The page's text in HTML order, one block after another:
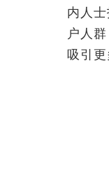
内人
户人
吸引更